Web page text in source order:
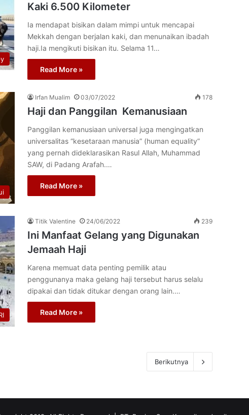
Kaki 6.500 Kilometer
Ia mendapat bisikan dalam mimpi untuk mencapai
Mekkah dengan berjalan kaki, dan menunaikan ibadah
haji.Ia mengikuti bisikan itu. Selama 11…
Read More »
Irfan Mualim 03/07/2022 178
Haji dan Panggilan Kemanusiaan
Panggilan kemanusiaan universal juga mengingatkan
universalitas “kesetaraan manusia” (human equality”
yang pernah dideklarasikan Rasul Allah, Muhammad
SAW, di Padang Arafah.…
Read More »
Titik Valentine 24/06/2022 239
Ini Manfaat Gelang yang Digunakan
Jemaah Haji
Karena memuat data penting pemilik atau
penggunanya maka gelang haji tersebut harus selalu
dipakai dan tidak ditukar dengan orang lain.…
Read More »
Berikutnya